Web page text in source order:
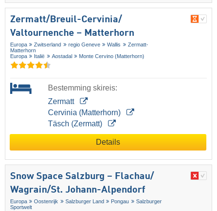
Zermatt/​Breuil-Cervinia/​
Valtournenche – Matterhorn
Europa Zwitserland regio Geneve Wallis
Zermatt-
Matterhorn
Europa
Italië Aostadal Monte Cervino (Matterhorn)
Bestemming skireis:
Zermatt
Cervinia (Matterhorn)
Täsch (Zermatt)
Details
Snow Space Salzburg – Flachau/​
Wagrain/​St. Johann-Alpendorf
Europa Oostenrijk Salzburger Land Pongau
Salzburger
Sportwelt